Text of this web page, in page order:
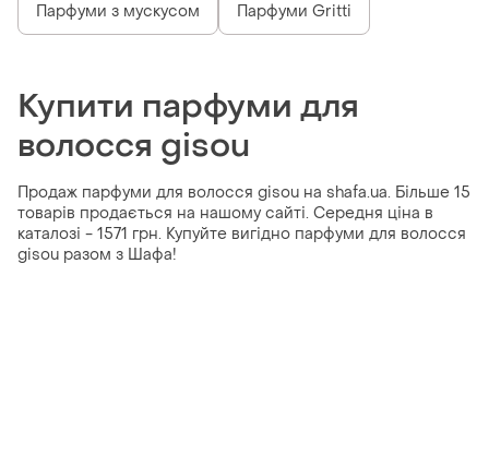
Парфуми з мускусом Парфуми Gritti
Купити парфуми для
волосся gisou
Продаж парфуми для волосся gisou на shafa.ua. Більше 15
товарів продається на нашому сайті. Середня ціна в
каталозі - 1571 грн. Купуйте вигідно парфуми для волосся
gisou разом з Шафа!